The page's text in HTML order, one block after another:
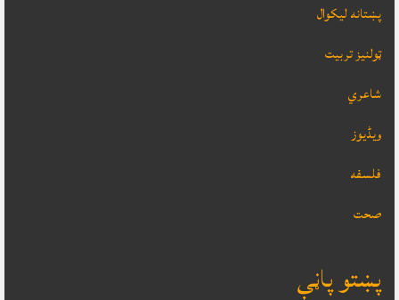
پښتانه ليکوال
ټولنيز تربيت
شاعري
ویڈیوز
فلسفه
صحت
پښتو پاڼې